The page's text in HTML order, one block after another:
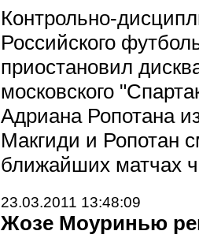
Контрольно-
Российского
приостановил
московского
Адриана Ропотана
Макгиди и Ропотан
ближайших матчах
23.03.2011 13:48:09
Жозе Моуринью